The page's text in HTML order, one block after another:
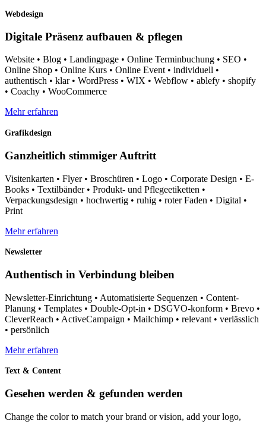
Webdesign
Digitale Präsenz aufbauen & pflegen
Website • Blog • Landingpage • Online Terminbuchung • SEO •
Online Shop • Online Kurs • Online Event • individuell •
authentisch • klar • WordPress • WIX • Webflow • ablefy • shopify
• Coachy • WooCommerce
Mehr erfahren
Grafikdesign
Ganzheitlich stimmiger Auftritt
Visitenkarten • Flyer • Broschüren • Logo • Corporate Design • E-
Books • Textilbänder • Produkt- und Pflegeetiketten •
Verpackungsdesign • hochwertig • ruhig • roter Faden • Digital •
Print
Mehr erfahren
Newsletter
Authentisch in Verbindung bleiben
Newsletter-Einrichtung • Automatisierte Sequenzen • Content-
Planung • Templates • Double-Opt-in • DSGVO-konform • Brevo •
CleverReach • ActiveCampaign • Mailchimp • relevant • verlässlich
• persönlich
Mehr erfahren
Text & Content
Gesehen werden & gefunden werden
Change the color to match your brand or vision, add your logo,